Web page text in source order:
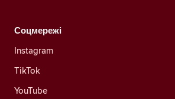
Соцмережі
Instagram
TikTok
YouTube